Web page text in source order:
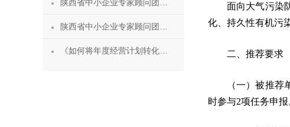
面向大气污染
化、持久性有机污
二、推荐要求
（一）被推
时参与2项任务申报